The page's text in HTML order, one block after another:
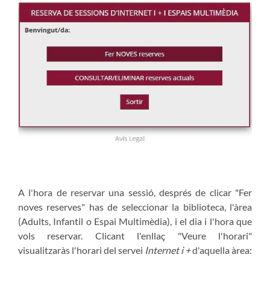
A l'hora de reservar una sessió, després de clicar "Fer
noves reserves" has de seleccionar la biblioteca, l'àrea
(Adults, Infantil o Espai Multimèdia), i el dia i l'hora que
vols reservar. Clicant l'enllaç "Veure l'horari"
visualitzaràs l'horari del servei Internet i +d'aquella àrea: